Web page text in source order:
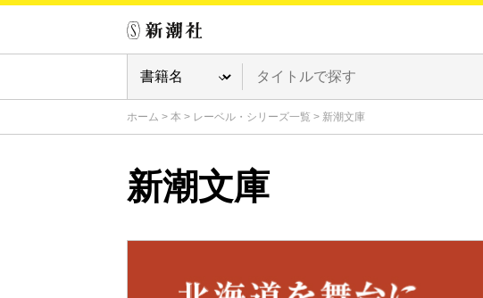
ホーム > 本 > レーベル・シリーズ一覧 > 新潮文庫
新潮文庫